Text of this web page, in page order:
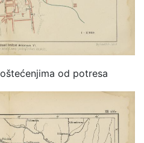
od potresa